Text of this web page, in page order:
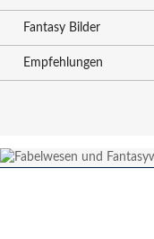
Fantasy Bilder
Empfehlungen